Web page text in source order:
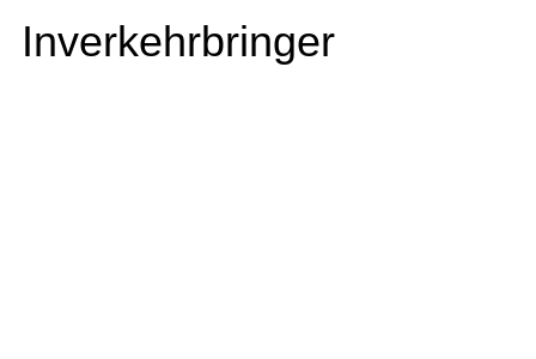
Inverkehrbringer